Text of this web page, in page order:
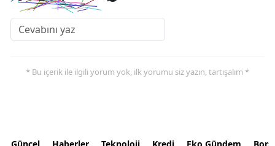
* Bu içerik ile ilgili yorum yok, ilk yorumu siz yazın, tartışalım *